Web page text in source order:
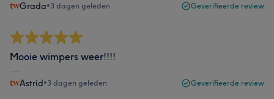
Grada•3 dagen geleden Geverifieerde review
Mooie wimpers weer!!!!
Astrid•3 dagen geleden Geverifieerde review